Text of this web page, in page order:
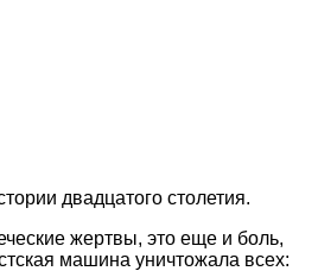
двадцатого столетия.
жертвы, это еще и боль,
машина уничтожала всех: